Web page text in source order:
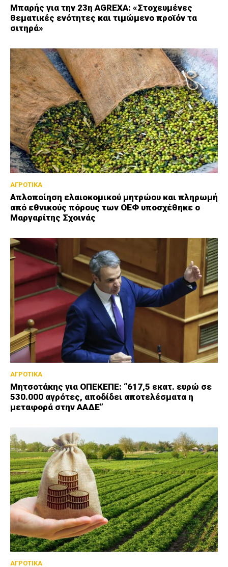
Μπαρής για την 23η AGREXA: «Στοχευμένες
θεματικές ενότητες και τιμώμενο προϊόν τα
σιτηρά»
ΑΓΡΟΤΙΚΑ
Απλοποίηση ελαιοκομικού μητρώου και πληρωμή
από εθνικούς πόρους των ΟΕΦ υποσχέθηκε ο
Μαργαρίτης Σχοινάς
ΑΓΡΟΤΙΚΑ
Μητσοτάκης για ΟΠΕΚΕΠΕ: “617,5 εκατ. ευρώ σε
530.000 αγρότες, αποδίδει αποτελέσματα η
μεταφορά στην ΑΑΔΕ”
ΑΓΡΟΤΙΚΑ